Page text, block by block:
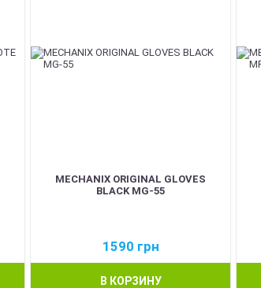
MECHANIX ORIGINAL GLOVES
BLACK MG-55
1590 грн
В КОРЗИНУ